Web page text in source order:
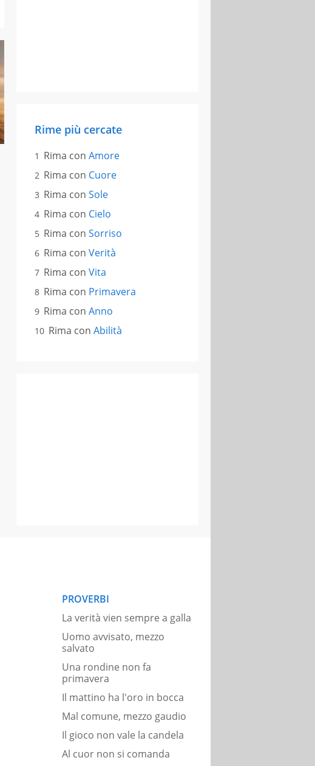
Rime più cercate
Rima con Amore
Rima con Cuore
Rima con Sole
Rima con Cielo
Rima con Sorriso
Rima con Verità
Rima con Vita
Rima con Primavera
Rima con Anno
Rima con Abilità
PROVERBI
La verità vien sempre a galla
Uomo avvisato, mezzo
salvato
Una rondine non fa
primavera
Il mattino ha l'oro in bocca
Mal comune, mezzo gaudio
Il gioco non vale la candela
Al cuor non si comanda